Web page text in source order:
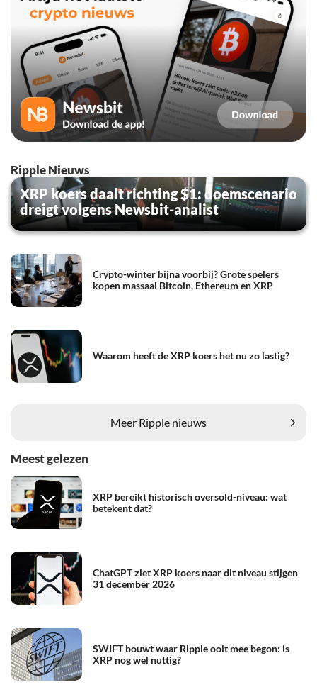
Ripple Nieuws
XRP koers daalt richting $1: doemscenario
dreigt volgens Newsbit-analist
Crypto-winter bijna voorbij? Grote spelers
kopen massaal Bitcoin, Ethereum en XRP
Waarom heeft de XRP koers het nu zo lastig?
Meer Ripple nieuws
Meest gelezen
XRP bereikt historisch oversold-niveau: wat
betekent dat?
ChatGPT ziet XRP koers naar dit niveau stijgen
31 december 2026
SWIFT bouwt waar Ripple ooit mee begon: is
XRP nog wel nuttig?